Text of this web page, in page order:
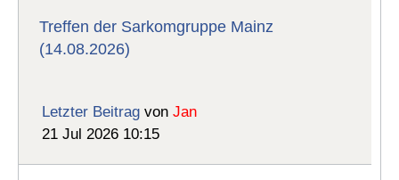
Treffen der Sarkomgruppe Mainz
(14.08.2026)
Letzter Beitrag vonJan
21 Jul 2026 10:15